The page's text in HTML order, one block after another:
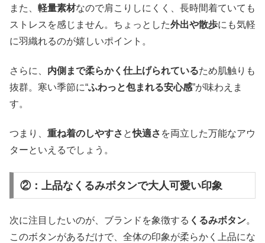
また、 軽量素材なので肩こりしにくく、長時間着ていても
ストレスを感じません。ちょっとした外出や散歩にも気軽
に羽織れるのが嬉しいポイント。
さらに、 内側まで柔らかく仕上げられているため肌触りも
抜群。寒い季節に“ふわっと包まれる安心感”が味わえま
す。
つまり、 重ね着のしやすさ と快適さ を両立した万能なアウ
ターといえるでしょう。
②：上品なくるみボタンで大人可愛い印象
次に注目したいのが、ブランドを象徴する くるみボタン。
このボタンがあるだけで、全体の印象が柔らかく上品にな